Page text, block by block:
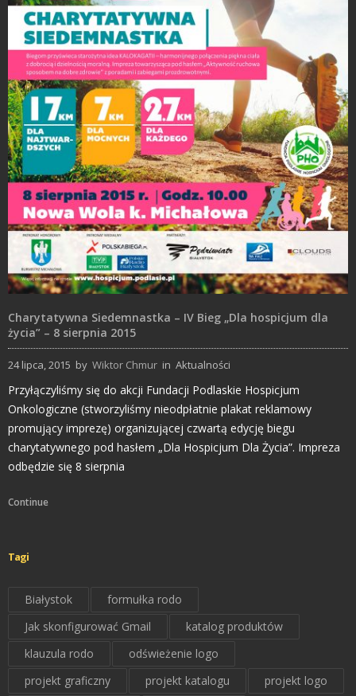
Charytatywna Siedemnastka – IV Bieg „Dla hospicjum dla
życia” – 8 sierpnia 2015
24 lipca, 2015 by Wiktor Chmur in Aktualności
Przyłączyliśmy się do akcji Fundacji Podlaskie Hospicjum
Onkologiczne (stworzyliśmy nieodpłatnie plakat reklamowy
promujący imprezę) organizującej czwartą edycję biegu
charytatywnego pod hasłem „Dla Hospicjum Dla Życia”. Impreza
odbędzie się 8 sierpnia
Continue
Tagi
Białystok
formułka rodo
Jak skonfigurować Gmail
katalog produktów
klauzula rodo
odświeżenie logo
projekt graficzny
projekt katalogu projekt logo